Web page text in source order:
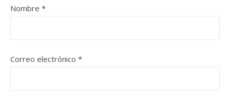
Nombre *
Correo electrónico *